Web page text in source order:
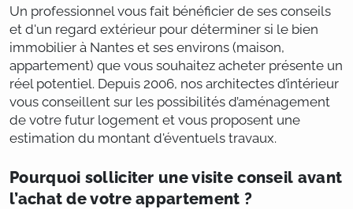
Un professionnel vous fait bénéficier de ses conseils
et d'un regard extérieur pour déterminer si le bien
immobilier à Nantes et ses environs (maison,
appartement) que vous souhaitez acheter présente un
réel potentiel. Depuis 2006, nos architectes d’intérieur
vous conseillent sur les possibilités d’aménagement
de votre futur logement et vous proposent une
estimation du montant d'éventuels travaux.
Pourquoi solliciter une visite conseil avant
l’achat de votre appartement ?